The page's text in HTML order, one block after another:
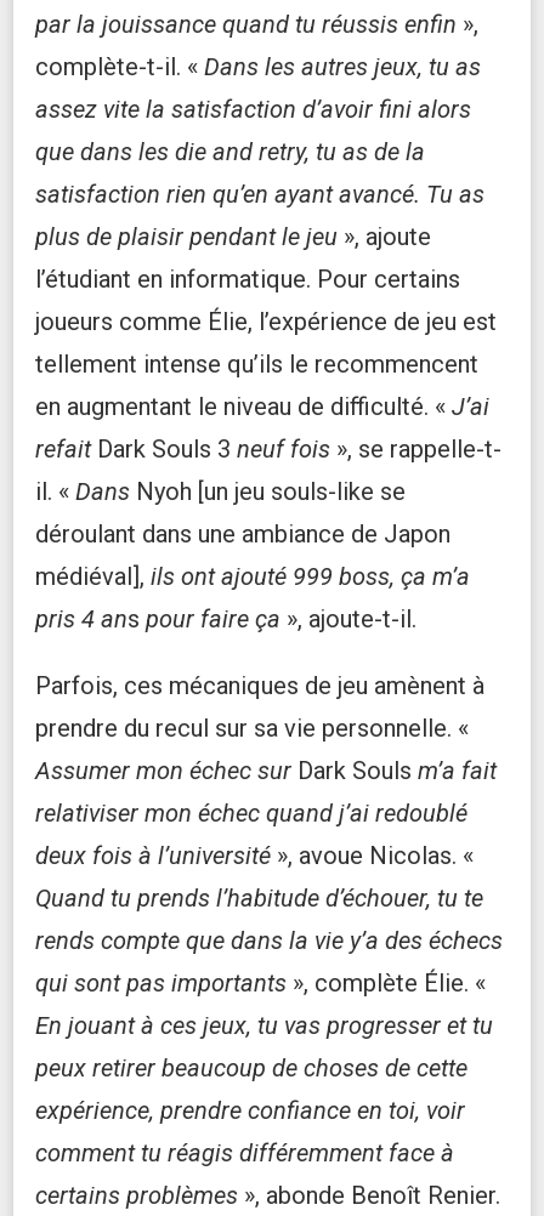
par la jouissance quand tu réussis enfin »,
complète-t-il. « Dans les autres jeux, tu as
assez vite la satisfaction d’avoir fini alors
que dans les die and retry, tu as de la
satisfaction rien qu’en ayant avancé. Tu as
plus de plaisir pendant le jeu », ajoute
l’étudiant en informatique. Pour certains
joueurs comme Élie, l’expérience de jeu est
tellement intense qu’ils le recommencent
en augmentant le niveau de difficulté. « J’ai
refaitDark Souls 3 neuf fois », se rappelle-t-
il. « Dans Nyoh [un jeu souls-like se
déroulant dans une ambiance de Japon
médiéval], ils ont ajouté 999 boss, ça m’a
pris 4 ans pour faire ça », ajoute-t-il.
Parfois, ces mécaniques de jeu amènent à
prendre du recul sur sa vie personnelle. «
Assumer mon échec sur Dark Souls m’a fait
relativiser mon échec quand j’ai redoublé
deux fois à l’université », avoue Nicolas. «
Quand tu prends l’habitude d’échouer, tu te
rends compte que dans la vie y’a des échecs
qui sont pas importants », complète Élie. «
En jouant à ces jeux, tu vas progresser et tu
peux retirer beaucoup de choses de cette
expérience, prendre confiance en toi, voir
comment tu réagis différemment face à
certains problèmes », abonde Benoît Renier.